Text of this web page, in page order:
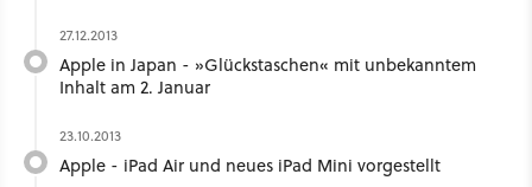
27.12.2013
Apple in Japan - »Glückstaschen« mit unbekanntem
Inhalt am 2. Januar
23.10.2013
Apple - iPad Air und neues iPad Mini vorgestellt